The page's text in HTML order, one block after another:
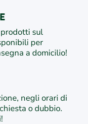
sul
per
a domicilio!
negli orari di
o dubbio.